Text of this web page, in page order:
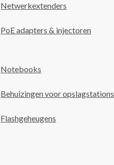
Netwerkextenders
PoE adapters & injectoren
Notebooks
Behuizingen voor opslagstations
Flashgeheugens